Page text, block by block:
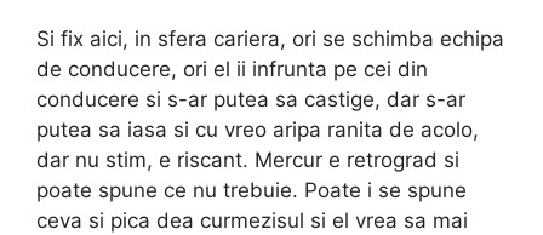
Si fix aici, in sfera cariera, ori se schimba echipa
de conducere, ori el ii infrunta pe cei din
conducere si s-ar putea sa castige, dar s-ar
putea sa iasa si cu vreo aripa ranita de acolo,
dar nu stim, e riscant. Mercur e retrograd si
poate spune ce nu trebuie. Poate i se spune
ceva si pica dea curmezisul si el vrea sa mai